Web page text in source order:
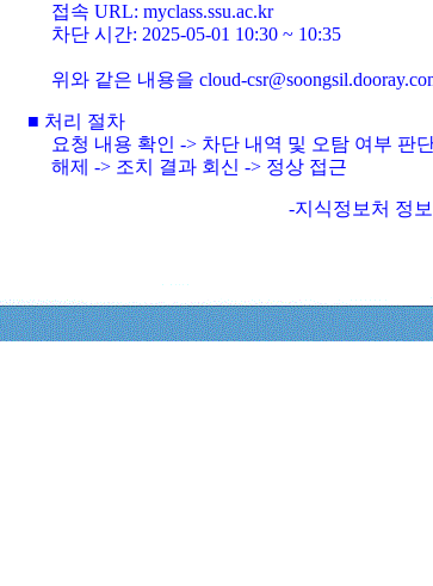
접속 URL: myclass.ssu.ac.kr
차단 시간: 2025-05-01 10:30 ~ 10:35
위와 같은 내용을 cloud-
■ 처리 절차
요청 내용 확인 -> 차단 내역 및 오탐 여부 판
해제 -> 조치 결과 회신 -> 정상 접근
-지식정보처 정